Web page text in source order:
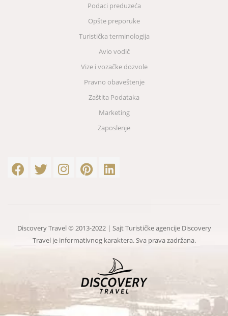
Podaci preduzeća
Opšte preporuke
Turistička terminologija
Avio vodič
Vize i vozačke dozvole
Pravno obaveštenje
Zaštita Podataka
Marketing
Zaposlenje
Discovery Travel © 2013-2022 | Sajt Turističke agencije Discovery
Travel je informativnog karaktera. Sva prava zadržana.